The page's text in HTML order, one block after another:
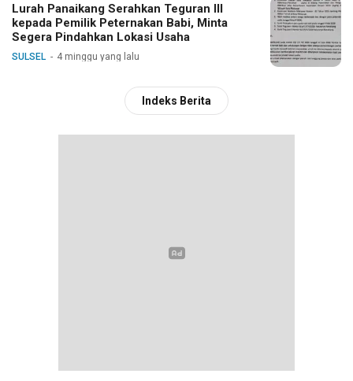
Lurah Panaikang Serahkan Teguran III
kepada Pemilik Peternakan Babi, Minta
Segera Pindahkan Lokasi Usaha
SULSEL 4 minggu yang lalu
Indeks Berita